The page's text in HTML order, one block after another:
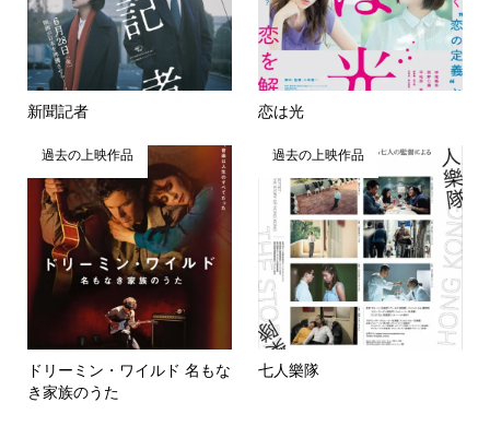
新聞記者 恋は光
過去の上映作品
ドリーミン・ワイルド 名もな
き家族のうた
過去の上映作品
七人樂隊